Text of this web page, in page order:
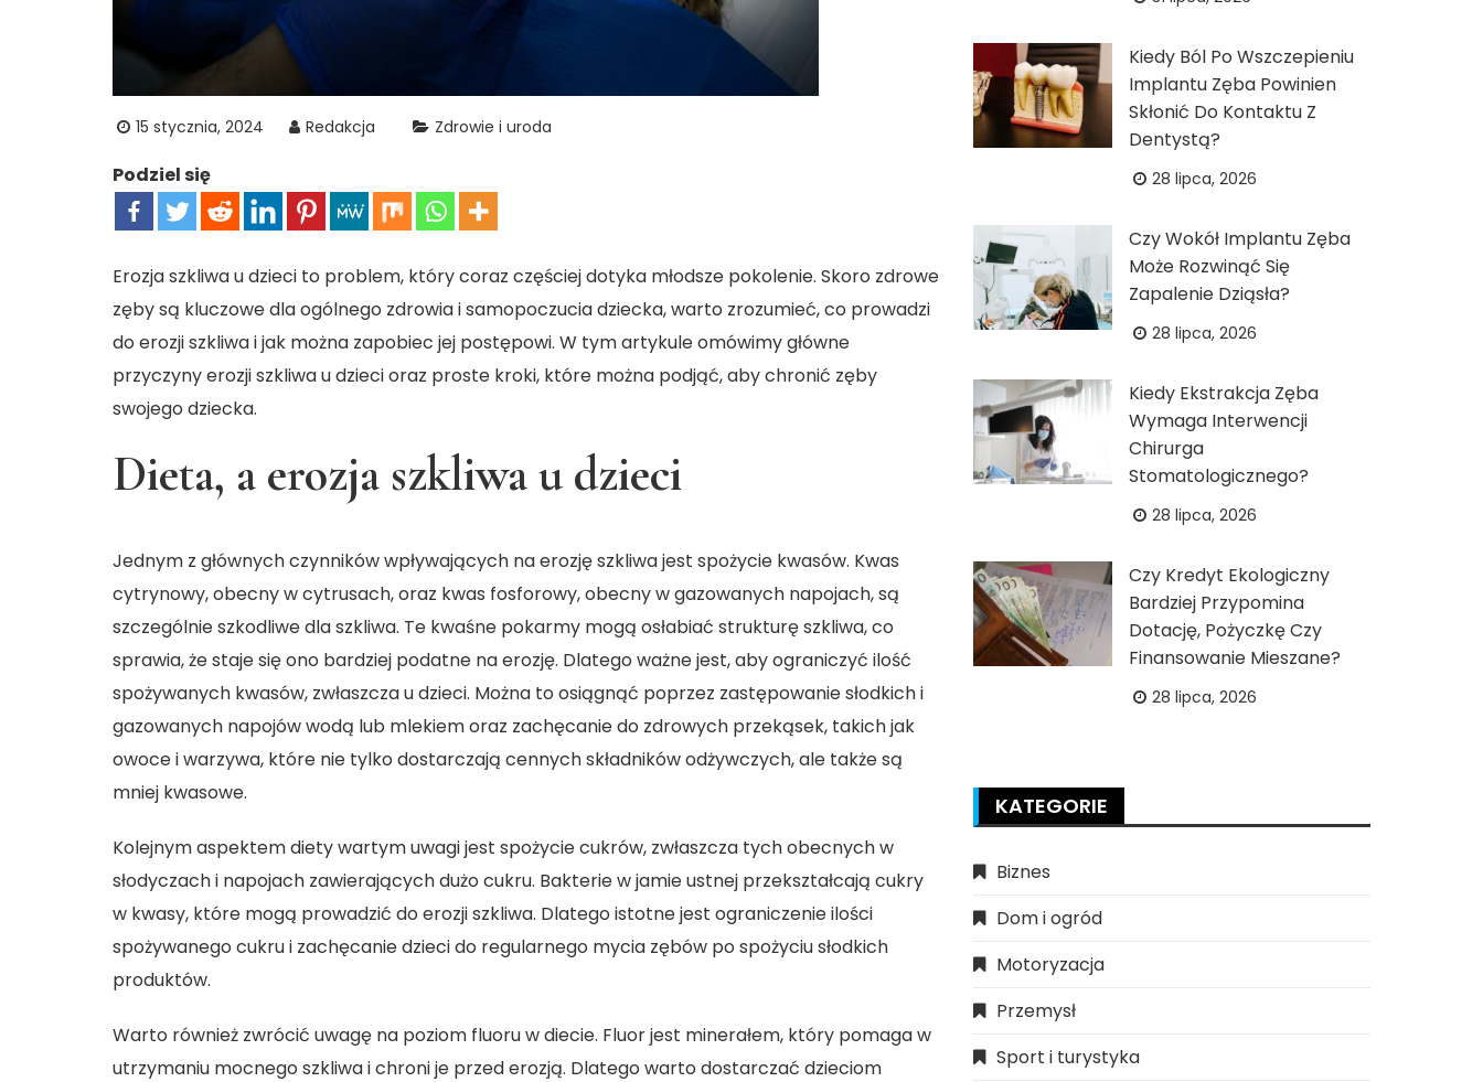
15 stycznia, 2024 Redakcja Zdrowie i uroda
Podziel się
Erozja szkliwa u dzieci to problem, który coraz częściej dotyka młodsze pokolenie. Skoro zdrowe
zęby są kluczowe dla ogólnego zdrowia i samopoczucia dziecka, warto zrozumieć, co prowadzi
do erozji szkliwa i jak można zapobiec jej postępowi. W tym artykule omówimy główne
przyczyny erozji szkliwa u dzieci oraz proste kroki, które można podjąć, aby chronić zęby
swojego dziecka.
Dieta, a erozja szkliwa u dzieci
Jednym z głównych czynników wpływających na erozję szkliwa jest spożycie kwasów. Kwas
cytrynowy, obecny w cytrusach, oraz kwas fosforowy, obecny w gazowanych napojach, są
szczególnie szkodliwe dla szkliwa. Te kwaśne pokarmy mogą osłabiać strukturę szkliwa, co
sprawia, że staje się ono bardziej podatne na erozję. Dlatego ważne jest, aby ograniczyć ilość
spożywanych kwasów, zwłaszcza u dzieci. Można to osiągnąć poprzez zastępowanie słodkich i
gazowanych napojów wodą lub mlekiem oraz zachęcanie do zdrowych przekąsek, takich jak
owoce i warzywa, które nie tylko dostarczają cennych składników odżywczych, ale także są
mniej kwasowe.
Kolejnym aspektem diety wartym uwagi jest spożycie cukrów, zwłaszcza tych obecnych w
słodyczach i napojach zawierających dużo cukru. Bakterie w jamie ustnej przekształcają cukry
w kwasy, które mogą prowadzić do erozji szkliwa. Dlatego istotne jest ograniczenie ilości
spożywanego cukru i zachęcanie dzieci do regularnego mycia zębów po spożyciu słodkich
produktów.
Warto również zwrócić uwagę na poziom fluoru w diecie. Fluor jest minerałem, który pomaga w
utrzymaniu mocnego szkliwa i chroni je przed erozją. Dlatego warto dostarczać dzieciom
Kiedy Ból Po Wszczepieniu
Implantu Zęba Powinien
Skłonić Do Kontaktu Z
Dentystą?
28 lipca, 2026
Czy Wokół Implantu Zęba
Może Rozwinąć Się
Zapalenie Dziąsła?
28 lipca, 2026
Kiedy Ekstrakcja Zęba
Wymaga Interwencji
Chirurga
Stomatologicznego?
28 lipca, 2026
Czy Kredyt Ekologiczny
Bardziej Przypomina
Dotację, Pożyczkę Czy
Finansowanie Mieszane?
28 lipca, 2026
KATEGORIE
Biznes
Dom i ogród
Motoryzacja
Przemysł
Sport i turystyka